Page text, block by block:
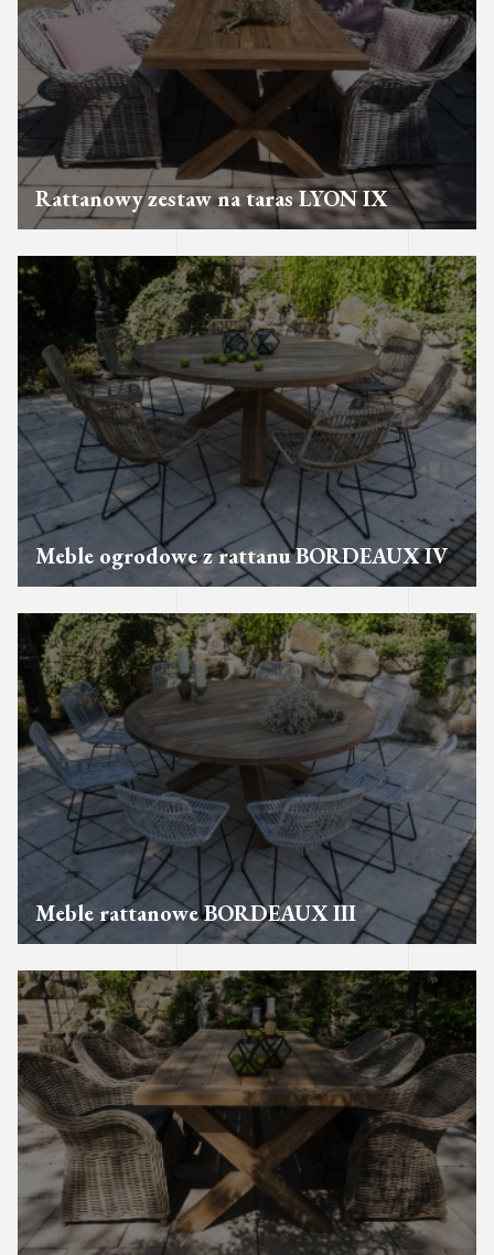
Rattanowy zestaw na taras LYON IX
Meble ogrodowe z rattanu BORDEAUX IV
Meble rattanowe BORDEAUX III